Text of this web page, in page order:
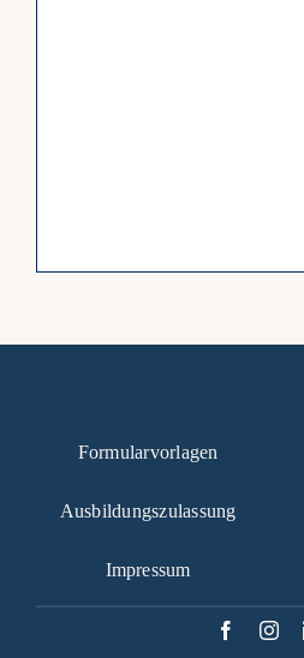
Formularvorlagen
Ausbildungszulassung
Impressum